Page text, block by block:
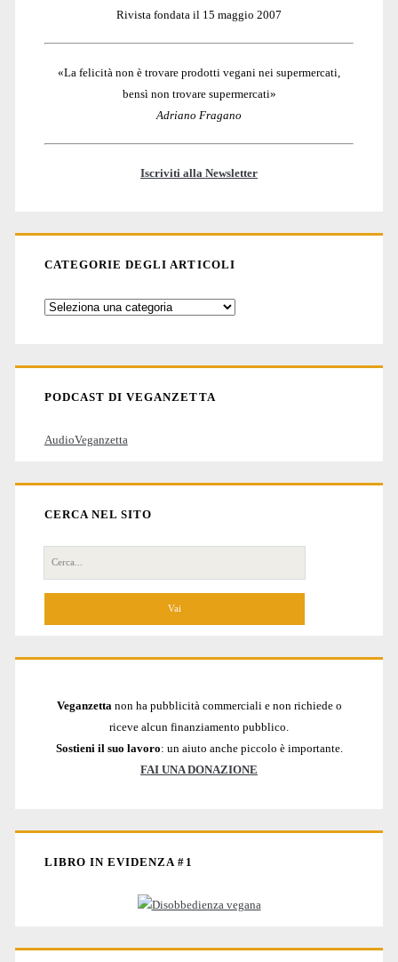
Rivista fondata il 15 maggio 2007
«La felicità non è trovare prodotti vegani nei supermercati,
bensì non trovare supermercati»
Adriano Fragano
Iscriviti alla Newsletter
CATEGORIE DEGLI ARTICOLI
Categorie
PODCAST DI VEGANZETTA
AudioVeganzetta
CERCA NEL SITO
Cerca
per:
Veganzetta non ha pubblicità commerciali e non richiede o
riceve alcun finanziamento pubblico.
Sostieni il suo lavoro: un aiuto anche piccolo è importante.
FAI UNA DONAZIONE
LIBRO IN EVIDENZA #1